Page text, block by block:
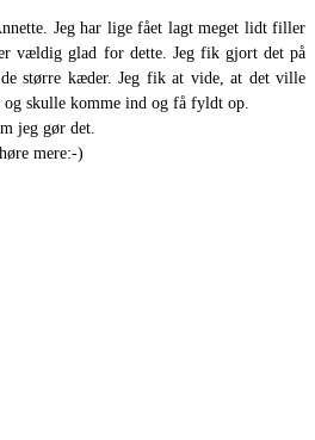
Jeg har lige fået lagt meget lidt filler
vældig glad for dette. Jeg fik gjort det på
større kæder. Jeg fik at vide, at det ville
skulle komme ind og få fyldt op.
jeg gør det.
mere:-)